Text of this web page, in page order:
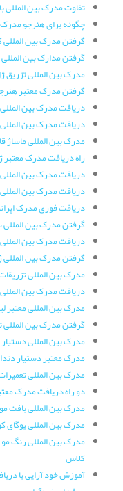
تفاوت مدرک بین
چگونه برای هنرجو مدرک
گرفتن مدرک بین المللی
گرفتن مدارک بین المللی
مدرک بین المللی تزریق
گرفتن مدرک معتبر
دریافت مدرک بین
دریافت مدرک بین
مدرک بین المللی ماساژ
راه دریافت مدرک
دریافت مدرک بین
دریافت مدرک بین
دریافت فوری مدرک
گرفتن مدرک بین
دریافت مدرک بین
گرفتن مدرک بین
مدرک بین المللی
دریافت مدرک بین
مدرک بین المللی
گرفتن مدرک بین
مدرک بین المللی
مدرک معتبر دستیار
مدرک بین المللی
دو راه دریافت مدرک
مدرک بین المللی بافت
مدرک بین المللی یوگای
مدرک بین المللی رنگ
کلاس
آموزش خود آرایی با